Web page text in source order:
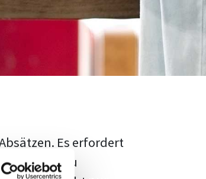
Es erfordert
adäquat zu